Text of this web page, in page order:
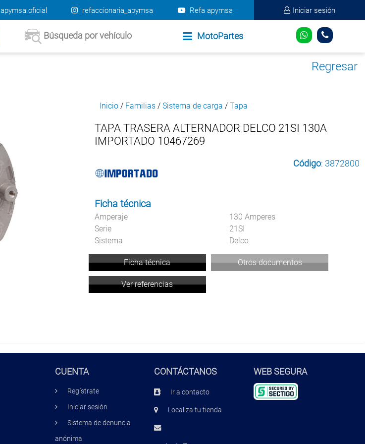
apymsa.oficial refaccionaria_apymsa Refa apymsa Iniciar sesión
Búsqueda por vehículo MotoPartes
Regresar
Inicio / Familias / Sistema de carga / Tapa
TAPA TRASERA ALTERNADOR DELCO 21SI 130A
IMPORTADO 10467269
Código: 3872800
Ficha técnica
Amperaje
130 Amperes
Serie
21SI
Sistema
Delco
Ficha técnica Otros documentos
Ver referencias
CUENTA
Regístrate
Iniciar sesión
Sistema de denuncia
anónima
CONTÁCTANOS
Ir a contacto
Localiza tu tienda
WEB SEGURA